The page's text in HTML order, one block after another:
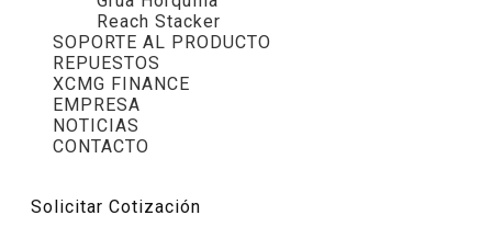
Reach Stacker
SOPORTE AL PRODUCTO
REPUESTOS
XCMG FINANCE
EMPRESA
NOTICIAS
CONTACTO
Solicitar Cotización